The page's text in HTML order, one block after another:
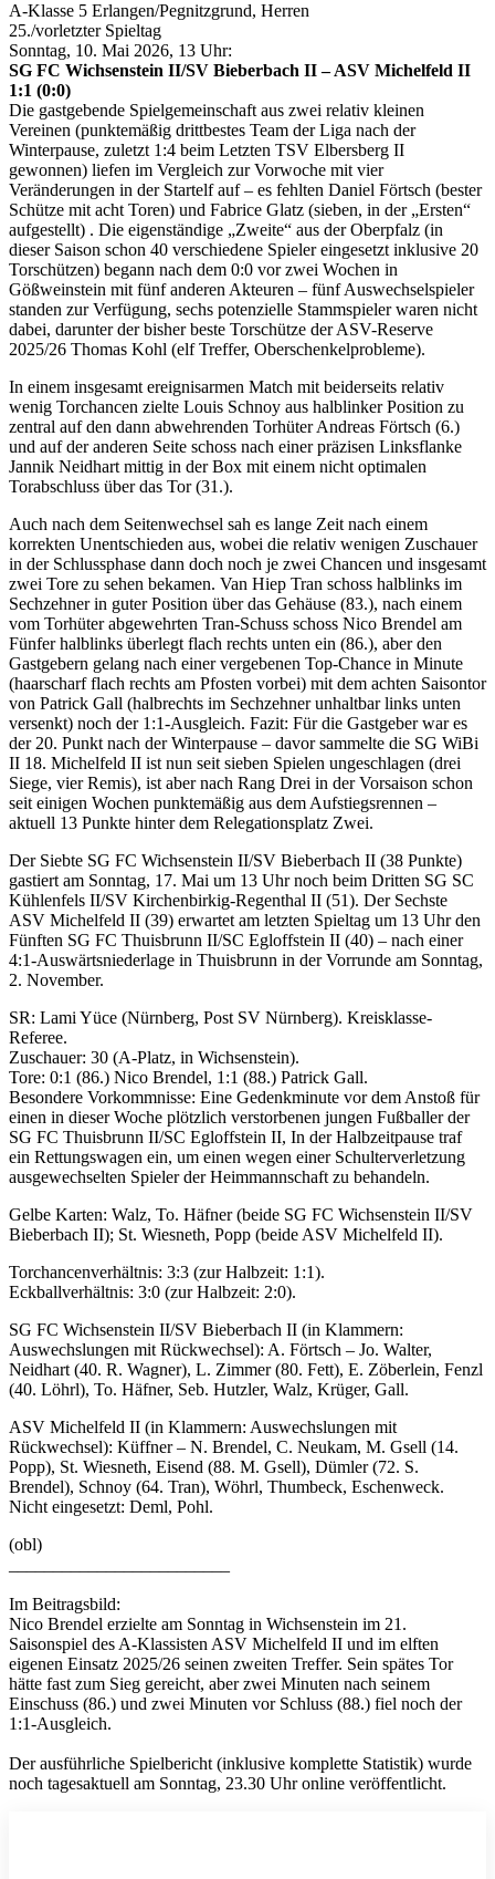
A-Klasse 5 Erlangen/Pegnitzgrund, Herren
25./vorletzter Spieltag
Sonntag, 10. Mai 2026, 13 Uhr:
SG FC Wichsenstein II/SV Bieberbach II – ASV Michelfeld II
1:1 (0:0)
Die gastgebende Spielgemeinschaft aus zwei relativ kleinen
Vereinen (punktemäßig drittbestes Team der Liga nach der
Winterpause, zuletzt 1:4 beim Letzten TSV Elbersberg II
gewonnen) liefen im Vergleich zur Vorwoche mit vier
Veränderungen in der Startelf auf – es fehlten Daniel Förtsch (bester
Schütze mit acht Toren) und Fabrice Glatz (sieben, in der „Ersten“
aufgestellt) . Die eigenständige „Zweite“ aus der Oberpfalz (in
dieser Saison schon 40 verschiedene Spieler eingesetzt inklusive 20
Torschützen) begann nach dem 0:0 vor zwei Wochen in
Gößweinstein mit fünf anderen Akteuren – fünf Auswechselspieler
standen zur Verfügung, sechs potenzielle Stammspieler waren nicht
dabei, darunter der bisher beste Torschütze der ASV-Reserve
2025/26 Thomas Kohl (elf Treffer, Oberschenkelprobleme).
In einem insgesamt ereignisarmen Match mit beiderseits relativ
wenig Torchancen zielte Louis Schnoy aus halblinker Position zu
zentral auf den dann abwehrenden Torhüter Andreas Förtsch (6.)
und auf der anderen Seite schoss nach einer präzisen Linksflanke
Jannik Neidhart mittig in der Box mit einem nicht optimalen
Torabschluss über das Tor (31.).
Auch nach dem Seitenwechsel sah es lange Zeit nach einem
korrekten Unentschieden aus, wobei die relativ wenigen Zuschauer
in der Schlussphase dann doch noch je zwei Chancen und insgesamt
zwei Tore zu sehen bekamen. Van Hiep Tran schoss halblinks im
Sechzehner in guter Position über das Gehäuse (83.), nach einem
vom Torhüter abgewehrten Tran-Schuss schoss Nico Brendel am
Fünfer halblinks überlegt flach rechts unten ein (86.), aber den
Gastgebern gelang nach einer vergebenen Top-Chance in Minute
(haarscharf flach rechts am Pfosten vorbei) mit dem achten Saisontor
von Patrick Gall (halbrechts im Sechzehner unhaltbar links unten
versenkt) noch der 1:1-Ausgleich. Fazit: Für die Gastgeber war es
der 20. Punkt nach der Winterpause – davor sammelte die SG WiBi
II 18. Michelfeld II ist nun seit sieben Spielen ungeschlagen (drei
Siege, vier Remis), ist aber nach Rang Drei in der Vorsaison schon
seit einigen Wochen punktemäßig aus dem Aufstiegsrennen –
aktuell 13 Punkte hinter dem Relegationsplatz Zwei.
Der Siebte SG FC Wichsenstein II/SV Bieberbach II (38 Punkte)
gastiert am Sonntag, 17. Mai um 13 Uhr noch beim Dritten SG SC
Kühlenfels II/SV Kirchenbirkig-Regenthal II (51). Der Sechste
ASV Michelfeld II (39) erwartet am letzten Spieltag um 13 Uhr den
Fünften SG FC Thuisbrunn II/SC Egloffstein II (40) – nach einer
4:1-Auswärtsniederlage in Thuisbrunn in der Vorrunde am Sonntag,
2. November.
SR: Lami Yüce (Nürnberg, Post SV Nürnberg). Kreisklasse-
Referee.
Zuschauer: 30 (A-Platz, in Wichsenstein).
Tore: 0:1 (86.) Nico Brendel, 1:1 (88.) Patrick Gall.
Besondere Vorkommnisse: Eine Gedenkminute vor dem Anstoß für
einen in dieser Woche plötzlich verstorbenen jungen Fußballer der
SG FC Thuisbrunn II/SC Egloffstein II, In der Halbzeitpause traf
ein Rettungswagen ein, um einen wegen einer Schulterverletzung
ausgewechselten Spieler der Heimmannschaft zu behandeln.
Gelbe Karten: Walz, To. Häfner (beide SG FC Wichsenstein II/SV
Bieberbach II); St. Wiesneth, Popp (beide ASV Michelfeld II).
Torchancenverhältnis: 3:3 (zur Halbzeit: 1:1).
Eckballverhältnis: 3:0 (zur Halbzeit: 2:0).
SG FC Wichsenstein II/SV Bieberbach II (in Klammern:
Auswechslungen mit Rückwechsel): A. Förtsch – Jo. Walter,
Neidhart (40. R. Wagner), L. Zimmer (80. Fett), E. Zöberlein, Fenzl
(40. Löhrl), To. Häfner, Seb. Hutzler, Walz, Krüger, Gall.
ASV Michelfeld II (in Klammern: Auswechslungen mit
Rückwechsel): Küffner – N. Brendel, C. Neukam, M. Gsell (14.
Popp), St. Wiesneth, Eisend (88. M. Gsell), Dümler (72. S.
Brendel), Schnoy (64. Tran), Wöhrl, Thumbeck, Eschenweck.
Nicht eingesetzt: Deml, Pohl.
(obl)
Im Beitragsbild:
Nico Brendel erzielte am Sonntag in Wichsenstein im 21.
Saisonspiel des A-Klassisten ASV Michelfeld II und im elften
eigenen Einsatz 2025/26 seinen zweiten Treffer. Sein spätes Tor
hätte fast zum Sieg gereicht, aber zwei Minuten nach seinem
Einschuss (86.) und zwei Minuten vor Schluss (88.) fiel noch der
1:1-Ausgleich.
Der ausführliche Spielbericht (inklusive komplette Statistik) wurde
noch tagesaktuell am Sonntag, 23.30 Uhr online veröffentlicht.